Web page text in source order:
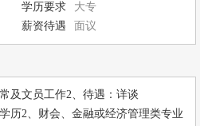
学历要求
大专
薪资待遇 面议
及文员工作2、待遇：详谈
历2、财会、金融或经济管理类专业